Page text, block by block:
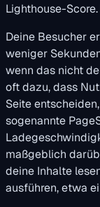
Lighthouse-
Deine Besucher
weniger
wenn das nicht
oft dazu, dass
Seite
sogenannte
maßgeblich
deine Inhalte
ausführen, etwa